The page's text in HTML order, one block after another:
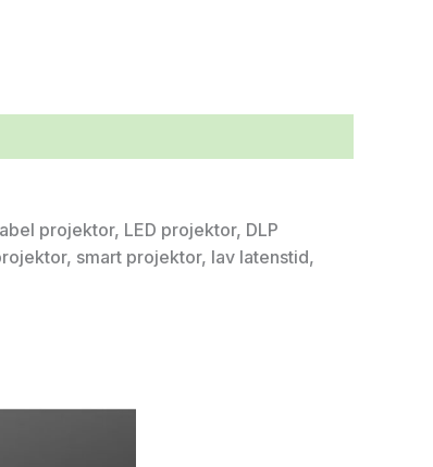
projektor, LED projektor, DLP
smart projektor, lav latenstid,